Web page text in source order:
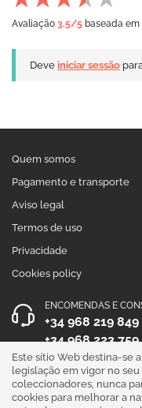
Avaliação 3.5/5 baseada em
Deve iniciar sessão
Quem somos
Pagamento e transporte
Aviso legal
Termos de uso
Privacidade
Cookies policy
ENCOMENDAS E
+34 968 219 849
+34 968 223 759
HORÁRIO DE
Segunda a Sexta
Este sítio Web destina-se
legislação em vigor no
coleccionadores, nunca
cookies para melhorar a